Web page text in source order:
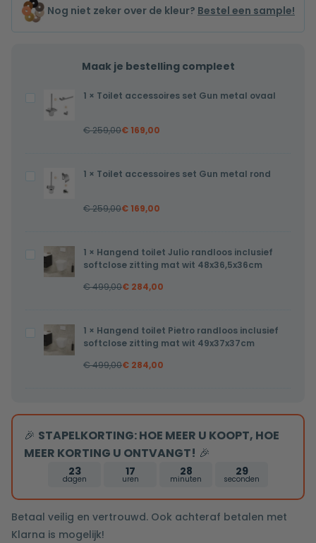
Nog niet zeker over de kleur? Bestel een sample!
Maak je bestelling compleet
Toilet
accessoires
metal
ovaal
1 × Toilet accessoires set Gun metal ovaal
€259,00€ 169,00
Toilet
accessoires
metal
rond
1 × Toilet accessoires set Gun metal rond
€259,00€ 169,00
Hangend
toilet
inclusief
softclose
zitting
48x36,5x36cm
1 × Hangend toilet Julio randloos inclusief
softclose zitting mat wit 48x36,5x36cm
€499,00€ 284,00
Hangend
toilet
zitting
mat
1 × Hangend toilet Pietro randloos inclusief
softclose zitting mat wit 49x37x37cm
€499,00€ 284,00
🎉 STAPELKORTING: HOE MEER U KOOPT, HOE
MEER KORTING U ONTVANGT! 🎉
23
dagen
17
uren
28
minuten
28
seconden
Betaal veilig en vertrouwd. Ook achteraf betalen met
Klarna is mogelijk!